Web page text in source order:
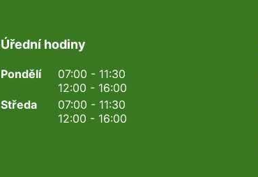
Úřední hodiny
Pondělí
07:00 - 11:30
12:00 - 16:00
Středa
07:00 - 11:30
12:00 - 16:00